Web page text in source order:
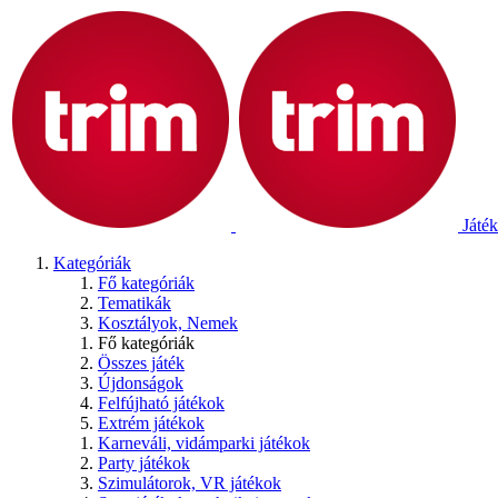
Kategóriák
Fő kategóriák
Tematikák
Kosztályok, Nemek
Fő kategóriák
Összes játék
Újdonságok
Felfújható játékok
Extrém játékok
Karneváli, vidámparki játékok
Party játékok
Szimulátorok, VR játékok